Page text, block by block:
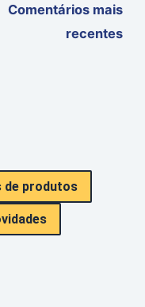
Comentários mais
recentes
de produtos